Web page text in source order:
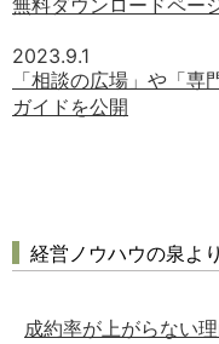
無料ダウンロードペー
2023.9.1
「相談の広場」や「
ガイドを公開
経営ノウハウの泉よ
成約率が上がらない